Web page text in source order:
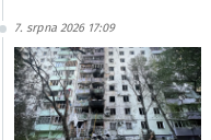
7. srpna 2026 17:09